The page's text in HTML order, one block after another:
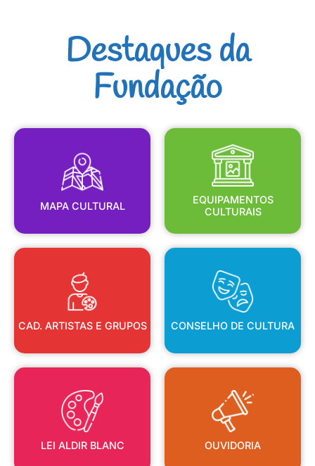
Destaques da
Fundação
MAPA CULTURAL
MAPA CULTURAL
EQUIPAMENTOS
CULTURAIS
EQUIPAMENTOS
CULTURAIS
CAD. ARTISTAS E GRUPOS
CAD. ARTISTAS E GRUPOS
CONSELHO DE CULTURA
CONSELHO DE CULTURA
LEI ALDIR BLANC
LEI ALDIR BLANC
OUVIDORIA
OUVIDORIA